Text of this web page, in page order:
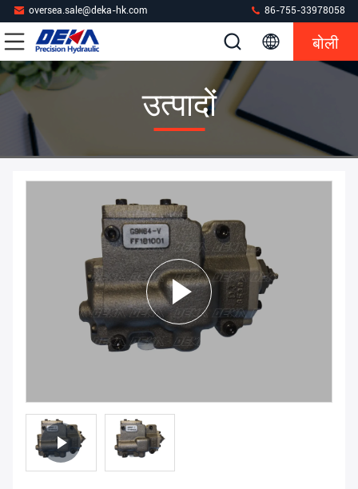
oversea.sale@deka-hk.com 86-755-33978058
बोली
उत्पादों